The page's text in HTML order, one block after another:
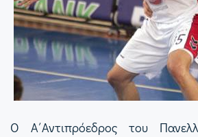
Ο Α΄Αντιπρόεδρος του